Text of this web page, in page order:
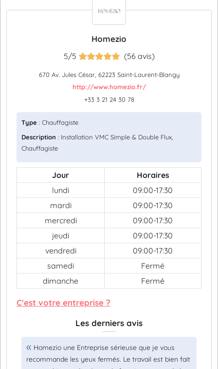
Homezio
5/5 (56 avis)
670 Av. Jules César, 62223 Saint-Laurent-Blangy
http://www.homezio.fr/
+33 3 21 24 30 78
Type : Chauffagiste
Description : Installation VMC Simple & Double Flux,
Chauffagiste
Jour
Horaires
lundi
09:00-17:30
mardi
09:00-17:30
mercredi
09:00-17:30
jeudi
09:00-17:30
vendredi
09:00-17:30
samedi
Fermé
dimanche
Fermé
C'est votre entreprise ?
Les derniers avis
Homezio une Entreprise sérieuse que je vous
recommande les yeux fermés. Le travail est bien fait